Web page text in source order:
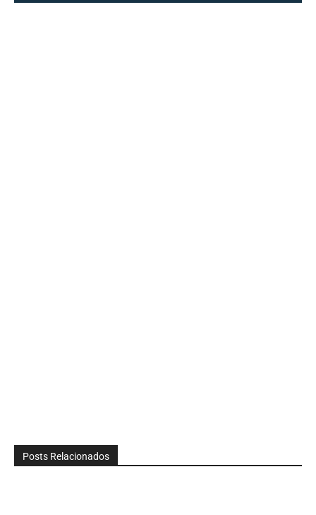
Posts Relacionados